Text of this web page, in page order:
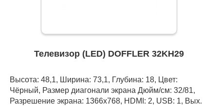
Телевизор (LED) DOFFLER 32KH29
Высота: 48,1, Ширина: 73,1, Глубина: 18, Цвет:
Чёрный, Размер диагонали экрана Дюйм/см: 32/81,
Разрешение экрана: 1366x768, HDMI: 2, USB: 1, Вых.